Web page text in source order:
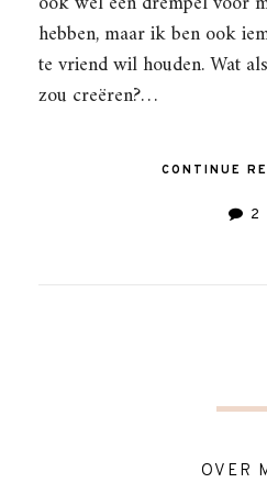
hebben, maar ik ben ook
te vriend wil houden. Wat
zou creëren?…
CONTINUE
2
OVER